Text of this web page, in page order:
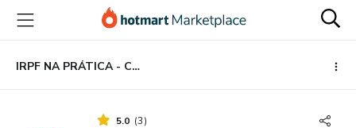
para
conteúdo
principal
para
pagamento
para
rodapé
IRPF NA PRÁTICA - Curso Imposto de Renda 2026 Atualizado
5.0 (3)